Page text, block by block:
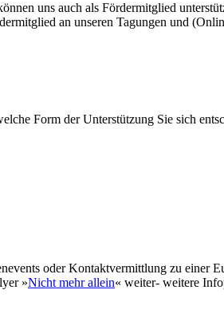
uns auch als Fördermitglied
an unseren Tagungen und
Form der Unterstützung Sie sich
oder Kontaktvermittlung zu einer
»Nicht mehr allein« weiter- weitere